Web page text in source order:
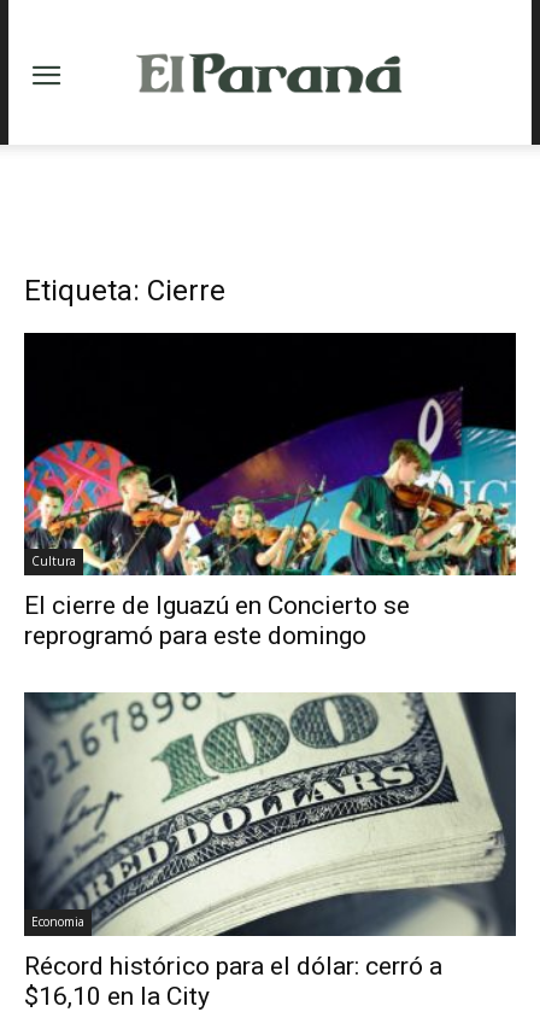
Etiqueta: Cierre
Cultura
El cierre de Iguazú en Concierto se
reprogramó para este domingo
Economia
Récord histórico para el dólar: cerró a
$16,10 en la City